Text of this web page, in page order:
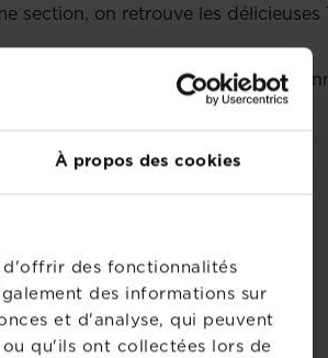
À propos des cookies
d'offrir des fonctionnalités
des informations sur
et d'analyse, qui peuvent
qu'ils ont collectées lors de
section, on retrouve les délicieuses
ou qui ont déjà fructifié, et de